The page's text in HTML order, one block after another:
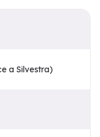
a Silvestra)